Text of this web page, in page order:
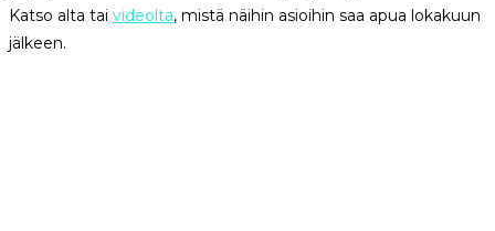
Katso alta tai videolta, mistä näihin asioihin saa apua lokakuun
jälkeen.